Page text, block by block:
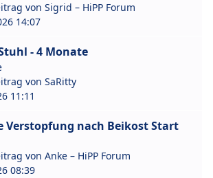
von Sigrid – HiPP Forum
14:07
- 4 Monate
von SaRitty
11:11
Verstopfung nach Beikost Start
von Anke – HiPP Forum
08:39